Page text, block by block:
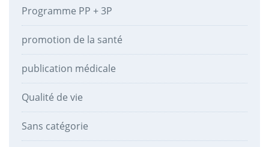
Programme PP + 3P
promotion de la santé
publication médicale
Qualité de vie
Sans catégorie